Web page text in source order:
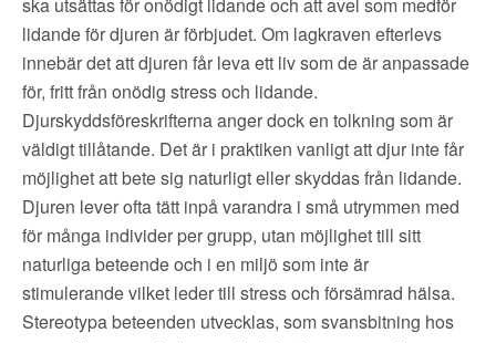
lidande för djuren är förbjudet. Om lagkraven efterlevs
innebär det att djuren får leva ett liv som de är anpassade
för, fritt från onödig stress och lidande.
Djurskyddsföreskrifterna anger dock en tolkning som är
väldigt tillåtande. Det är i praktiken vanligt att djur inte får
möjlighet att bete sig naturligt eller skyddas från lidande.
Djuren lever ofta tätt inpå varandra i små utrymmen med
för många individer per grupp, utan möjlighet till sitt
naturliga beteende och i en miljö som inte är
stimulerande vilket leder till stress och försämrad hälsa.
Stereotypa beteenden utvecklas, som svansbitning hos